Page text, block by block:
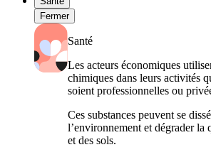
Fermer
Santé
Les acteurs économiques
chimiques dans leurs activités
soient professionnelles ou
Ces substances peuvent se
l’environnement et dégrader la
et des sols.